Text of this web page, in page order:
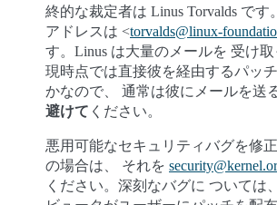
終的な裁定者は Linus Torvalds です
アドレスは <torvalds@linux-
す。Linus は大量のメールを 受け取
現時点では直接彼を経由するパッ
かなので、 通常は彼にメールを送
避けて ください。
悪用可能なセキュリティバグを修
の場合は、 それを security@kernel.
ください。深刻なバグに ついては